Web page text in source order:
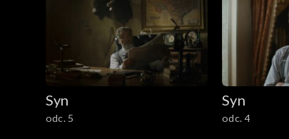
Syn
odc. 5
Syn
odc. 4